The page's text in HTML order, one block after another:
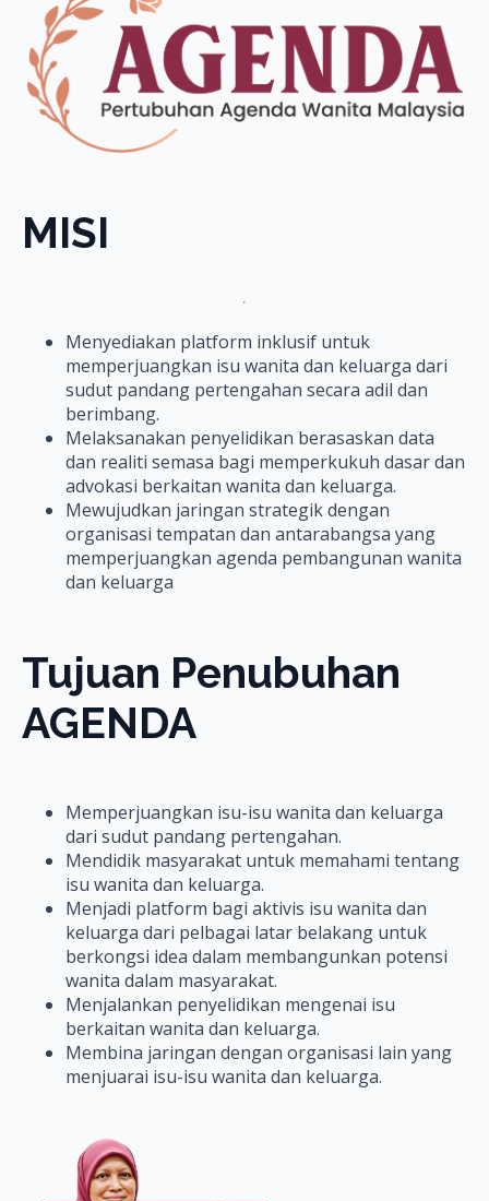
MISI
Menyediakan platform inklusif untuk
memperjuangkan isu wanita dan keluarga dari
sudut pandang pertengahan secara adil dan
berimbang.
Melaksanakan penyelidikan berasaskan data
dan realiti semasa bagi memperkukuh dasar dan
advokasi berkaitan wanita dan keluarga.
Mewujudkan jaringan strategik dengan
organisasi tempatan dan antarabangsa yang
memperjuangkan agenda pembangunan wanita
dan keluarga
Tujuan Penubuhan
AGENDA
Memperjuangkan isu-isu wanita dan keluarga
dari sudut pandang pertengahan.
Mendidik masyarakat untuk memahami tentang
isu wanita dan keluarga.
Menjadi platform bagi aktivis isu wanita dan
keluarga dari pelbagai latar belakang untuk
berkongsi idea dalam membangunkan potensi
wanita dalam masyarakat.
Menjalankan penyelidikan mengenai isu
berkaitan wanita dan keluarga.
Membina jaringan dengan organisasi lain yang
menjuarai isu-isu wanita dan keluarga.